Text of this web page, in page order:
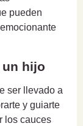
pueden
un hijo
ser llevado a
y guiarte
los cauces